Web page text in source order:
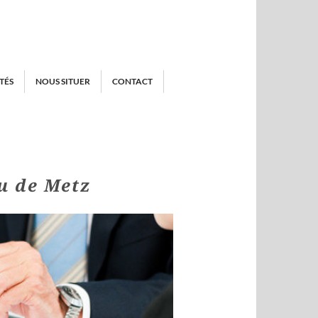
NOUS SITUER CONTACT
de Metz